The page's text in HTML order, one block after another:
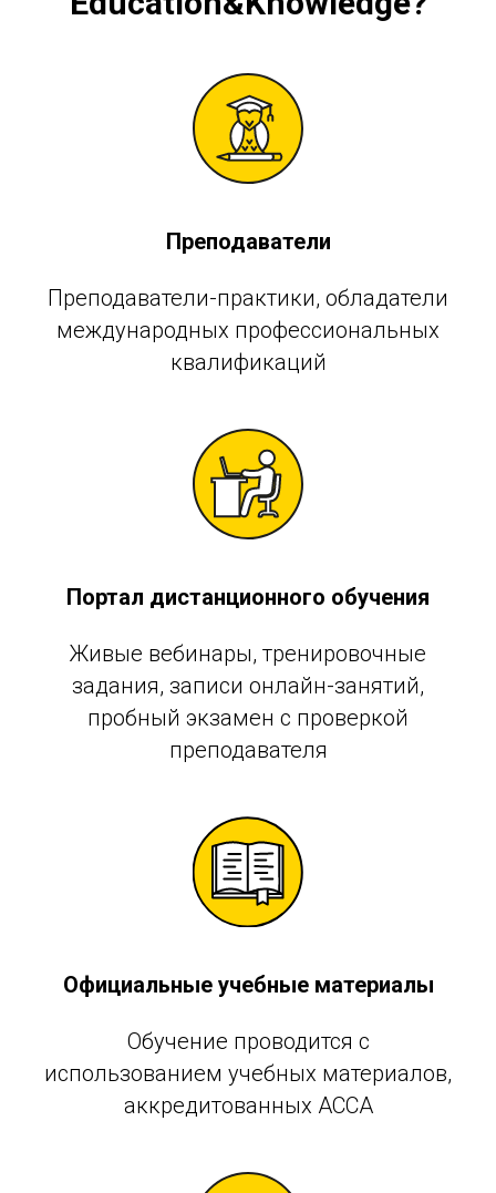
Преподаватели
Преподаватели-практики, обладатели
международных профессиональных
квалификаций
Портал дистанционного обучения
Живые вебинары, тренировочные
задания, записи онлайн-занятий,
пробный экзамен с проверкой
преподавателя
Официальные учебные материалы
Обучение проводится с
использованием учебных материалов,
аккредитованных АССА